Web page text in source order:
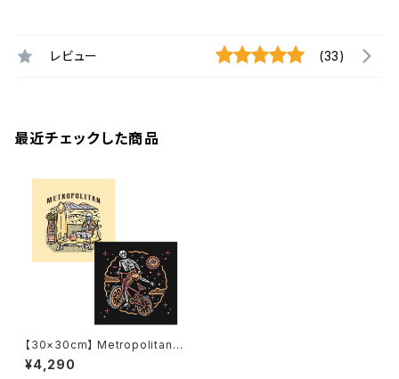
レビュー (33)
最近チェックした商品
【30×30cm】 Metropolitan
Crossbottle メトロポリタンク
ロスボトル HAPPY HOUR / S
¥4,290